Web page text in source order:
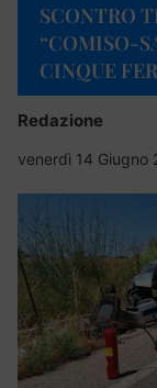
SCONTRO
“COMISO-
CINQUE
Redazione
venerdì 14 Giugno